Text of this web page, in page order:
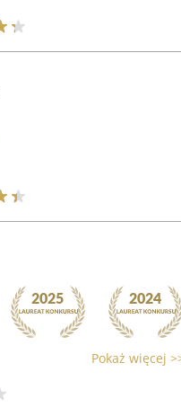
Pokaż więcej